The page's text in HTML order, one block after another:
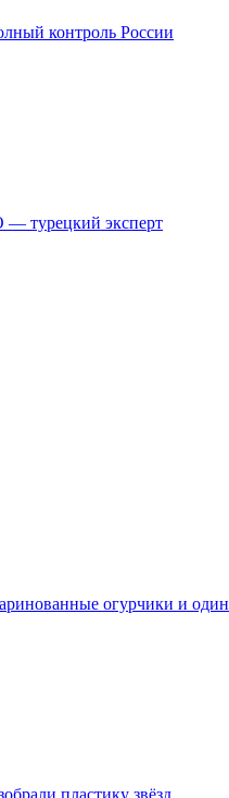
контроль России
— турецкий эксперт
огурчики и один
пластику звёзд